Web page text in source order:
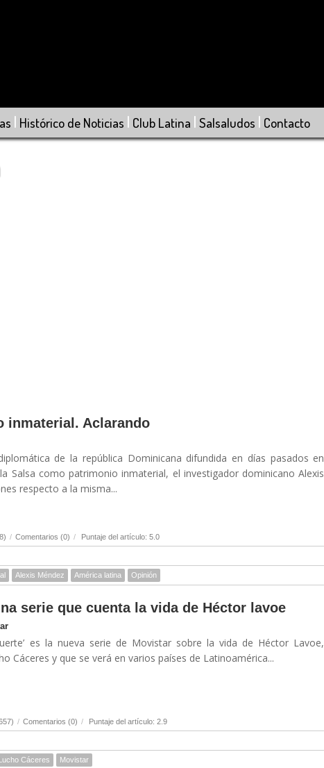
| Histórico de Noticias | Club Latina | Salsaludos | Contacto
inmaterial. Aclarando
de la república Dominicana difundida en días pasados en
Salsa como patrimonio inmaterial, el investigador dominicano Alexis
respecto a la misma...
/ Comentarios (0) / Puntaje del artículo: 5.0
Alexis Méndez América latina Opinión
serie que cuenta la vida de Héctor lavoe
es la nueva serie de Movistar sobre la vida de Héctor Lavoe,
Cáceres y que se verá en varios países de Latinoamérica...
/ Comentarios (0) / Puntaje del artículo: 2.9
Cáceres Movistar